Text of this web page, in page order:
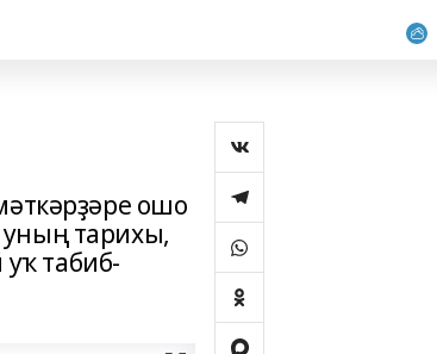
ошо
уның тарихы,
табиб-